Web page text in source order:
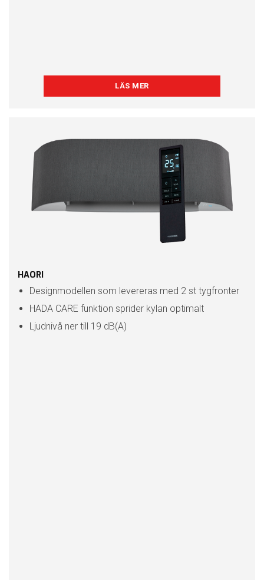
LÄS MER
HAORI
Designmodellen som levereras med 2 st tygfronter
HADA CARE funktion sprider kylan optimalt
Ljudnivå ner till 19 dB(A)